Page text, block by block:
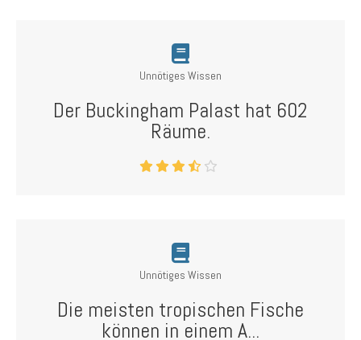
Unnötiges Wissen
Der Buckingham Palast hat 602
Räume.
Unnötiges Wissen
Die meisten tropischen Fische
können in einem A...